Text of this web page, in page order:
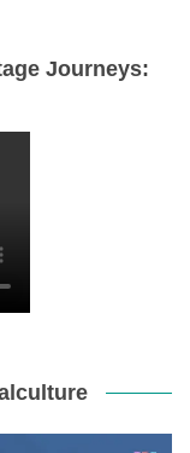
Journeys: